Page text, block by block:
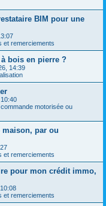
BIM pour une
et remerciements
bois en pierre ?
14:39
motorisée ou
par ou
et remerciements
pour mon crédit immo,
et remerciements